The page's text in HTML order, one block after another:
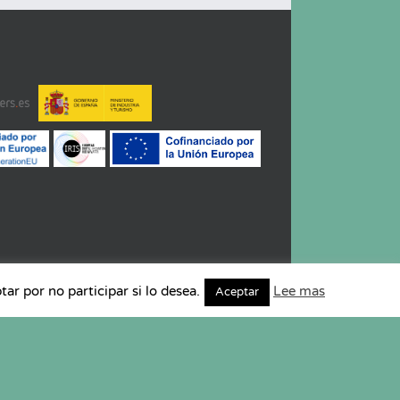
por no participar si lo desea. Aceptar Lee mas